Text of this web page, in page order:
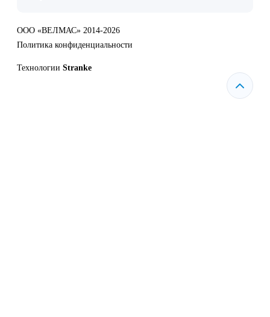
ООО «ВЕЛМАС» 2014-2026
Политика конфиденциальности
Технологии Stranke